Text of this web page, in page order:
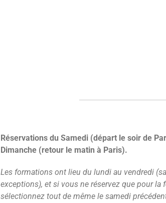
Réservations du Samedi (départ le soir de
Dimanche (retour le matin à Paris).
Les formations ont lieu du lundi au vendredi
exceptions), et si vous ne réservez que pour la
sélectionnez tout de même le samedi